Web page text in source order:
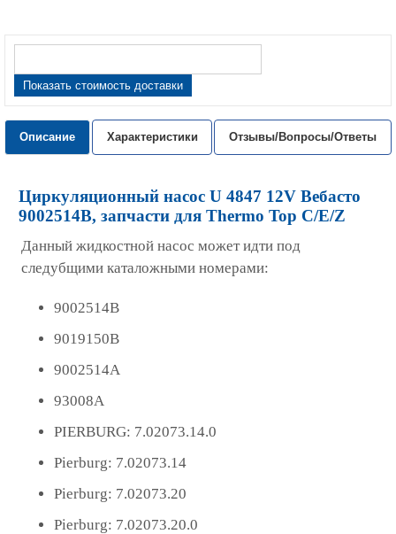
Показать стоимость доставки
Описание Характеристики Отзывы/Вопросы/Ответы
Циркуляционный насос U 4847 12V Вебасто
9002514B, запчасти для Thermo Top C/E/Z
Данный жидкостной насос может идти под
следубщими каталожными номерами:
9002514B
9019150B
9002514A
93008А
PIERBURG: 7.02073.14.0
Pierburg: 7.02073.14
Pierburg: 7.02073.20
Pierburg: 7.02073.20.0